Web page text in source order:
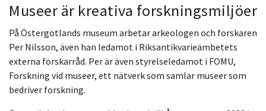
Museer är kreativa forskningsmiljöer
På Östergötlands museum arbetar arkeologen och forskaren
Per Nilsson, även han ledamot i Riksantikvarieämbetets
externa forskarråd. Per är även styrelseledamot i FOMU,
Forskning vid museer, ett nätverk som samlar museer som
bedriver forskning.